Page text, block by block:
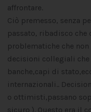
affrontare.
Ciò premesso, senza
passato, ribadisco
problematiche che
decisioni collegiali
banche,capi di
internazionali..
o ottimisti,passano
sicuro ). Questo era il